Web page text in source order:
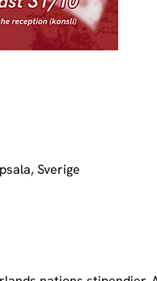
Sverige